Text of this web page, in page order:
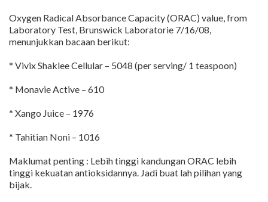
Oxygen Radical Absorbance Capacity (ORAC) value, from
Laboratory Test, Brunswick Laboratorie 7/16/08,
menunjukkan bacaan berikut:
* Vivix Shaklee Cellular – 5048 (per serving/ 1 teaspoon)
* Monavie Active – 610
* Xango Juice – 1976
* Tahitian Noni – 1016
Maklumat penting : Lebih tinggi kandungan ORAC lebih
tinggi kekuatan antioksidannya. Jadi buat lah pilihan yang
bijak.